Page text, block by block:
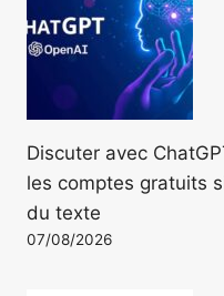
Discuter avec
les comptes gratuits
du texte
07/08/2026